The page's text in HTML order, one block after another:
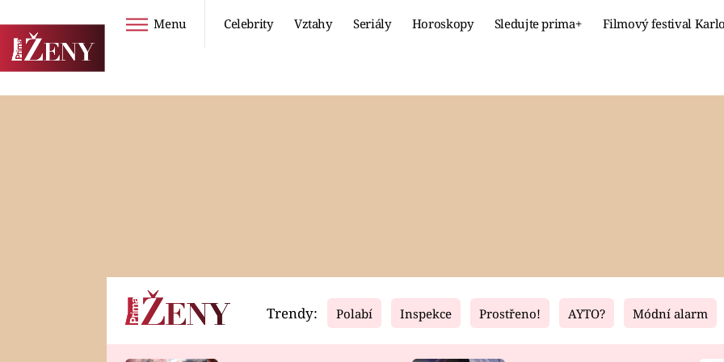
Menu Celebrity Vztahy Seriály Horoskopy Sledujte prima+ Filmový festival
Horoskopy Video Fresh Living
Trendy: Polabí Inspekce Prostřeno! AYTO? Módní alarm